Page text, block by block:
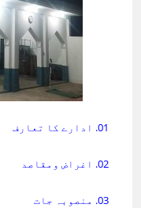
01. ادارے کا تعارف
02. اغراض ومقاصد
03. منصوبہ جات